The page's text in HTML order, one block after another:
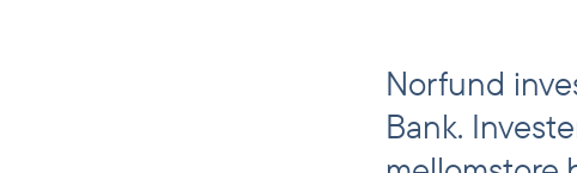
Norfund
Bank.